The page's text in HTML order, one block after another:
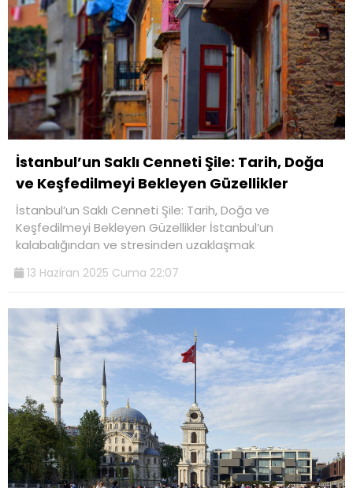
İstanbul’un Saklı Cenneti Şile: Tarih, Doğa
ve Keşfedilmeyi Bekleyen Güzellikler
İstanbul’un Saklı Cenneti Şile: Tarih, Doğa ve
Keşfedilmeyi Bekleyen Güzellikler İstanbul’un
kalabalığından ve stresinden uzaklaşmak
13 Haziran 2025 Cuma 22:07